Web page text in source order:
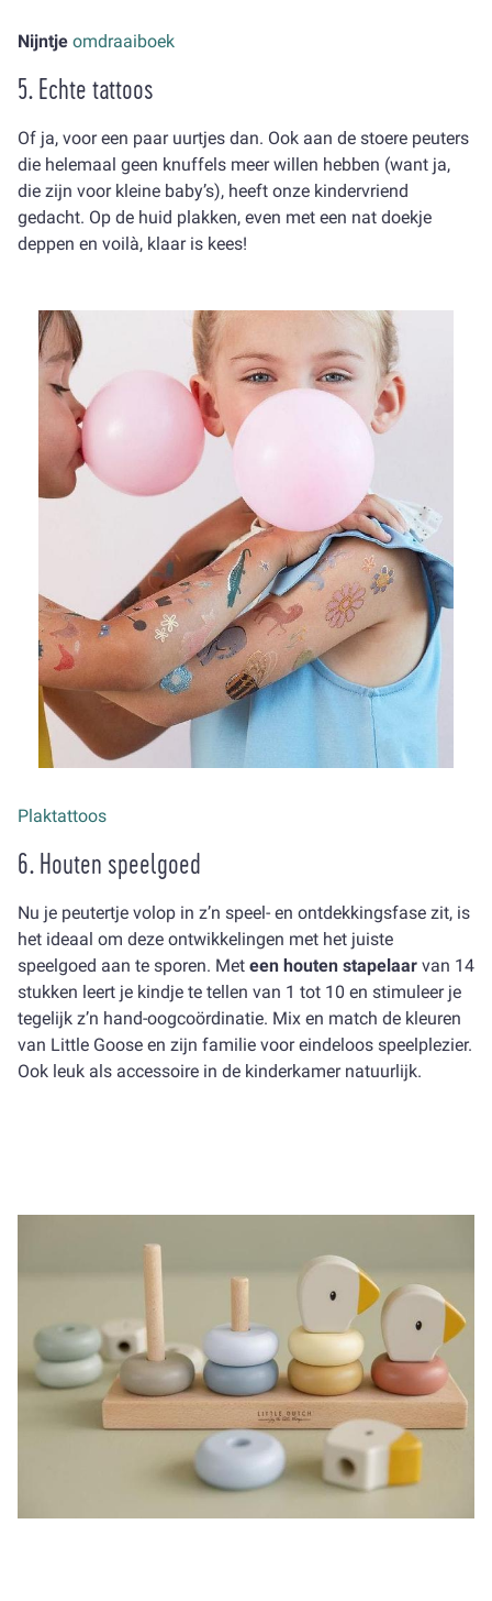
Nijntje omdraaiboek
5. Echte tattoos
Of ja, voor een paar uurtjes dan. Ook aan de stoere peuters
die helemaal geen knuffels meer willen hebben (want ja,
die zijn voor kleine baby’s), heeft onze kindervriend
gedacht. Op de huid plakken, even met een nat doekje
deppen en voilà, klaar is kees!
Plaktattoos
6. Houten speelgoed
Nu je peutertje volop in z’n speel- en ontdekkingsfase zit, is
het ideaal om deze ontwikkelingen met het juiste
speelgoed aan te sporen. Met een houten stapelaar van 14
stukken leert je kindje te tellen van 1 tot 10 en stimuleer je
tegelijk z’n hand-oogcoördinatie. Mix en match de kleuren
van Little Goose en zijn familie voor eindeloos speelplezier.
Ook leuk als accessoire in de kinderkamer natuurlijk.